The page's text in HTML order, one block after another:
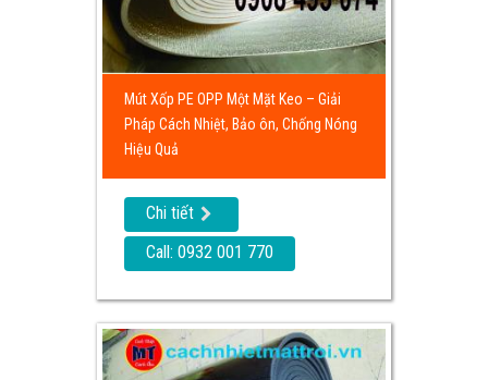
Mút Xốp PE OPP Một Mặt Keo – Giải
Pháp Cách Nhiệt, Bảo ôn, Chống Nóng
Hiệu Quả
Chi tiết
Call: 0932 001 770